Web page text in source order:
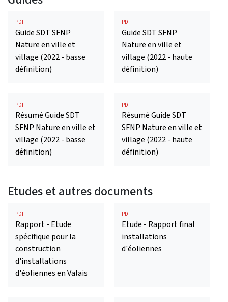
PDF
Guide SDT SFNP
Nature en ville et
village (2022 - basse
définition)
PDF
Guide SDT SFNP
Nature en ville et
village (2022 - haute
définition)
PDF
Résumé Guide SDT
SFNP Nature en ville et
village (2022 - basse
définition)
PDF
Résumé Guide SDT
SFNP Nature en ville et
village (2022 - haute
définition)
Etudes et autres documents
PDF
Rapport - Etude
spécifique pour la
construction
d'installations
d'éoliennes en Valais
PDF
Etude - Rapport final
installations
d'éoliennes